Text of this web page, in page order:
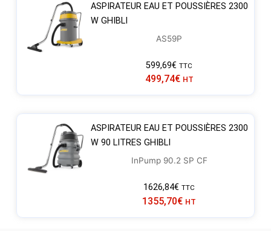
ASPIRATEUR EAU ET POUSSIÈRES 2300
W GHIBLI
AS59P
599,69€ TTC
499,74€ HT
ASPIRATEUR EAU ET POUSSIÈRES 2300
W 90 LITRES GHIBLI
InPump 90.2 SP CF
1626,84€ TTC
1355,70€ HT